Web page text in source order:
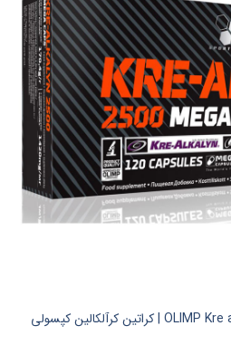
OLIMP Kre alkalyn – 2500 mg – 120 caps | کراتین کرآلکالین کپسولی